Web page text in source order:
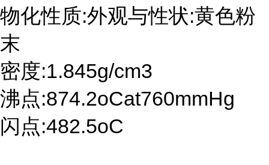
物化性质:外观与性状:黄色粉
末
密度:1.845g/cm3
沸点:874.2oCat760mmHg
闪点:482.5oC